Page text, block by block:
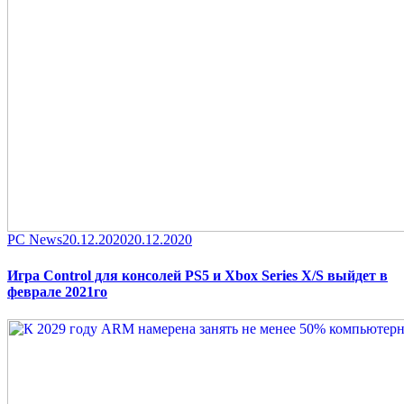
Category
PC NewsPosted
20.12.202020.12.2020
Игра Control для консолей PS5 и Xbox Series X/S выйдет в
феврале 2021го